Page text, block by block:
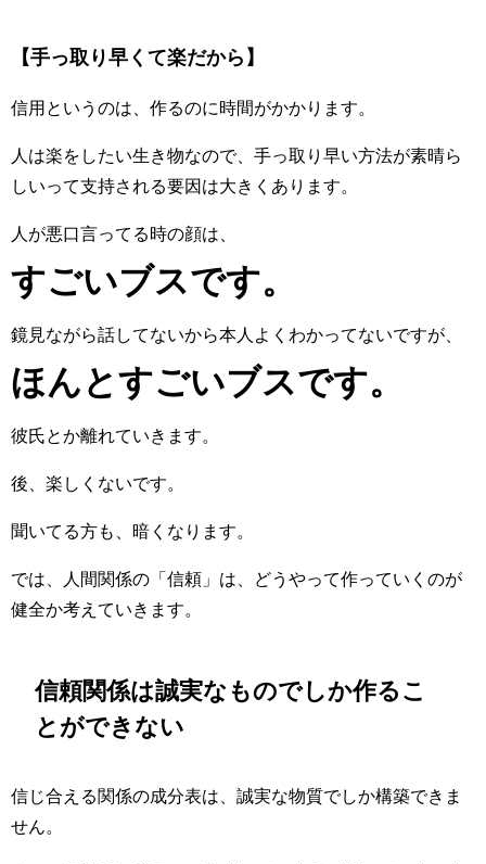
【手っ取り早くて楽だから】
信用というのは、作るのに時間がかかります。
人は楽をしたい生き物なので、手っ取り早い方法が素晴ら
しいって支持される要因は大きくあります。
人が悪口言ってる時の顔は、
すごいブスです。
鏡見ながら話してないから本人よくわかってないですが、
ほんとすごいブスです。
彼氏とか離れていきます。
後、楽しくないです。
聞いてる方も、暗くなります。
では、人間関係の「信頼」は、どうやって作っていくのが
健全か考えていきます。
信頼関係は誠実なものでしか作るこ
とができない
信じ合える関係の成分表は、誠実な物質でしか構築できま
せん。